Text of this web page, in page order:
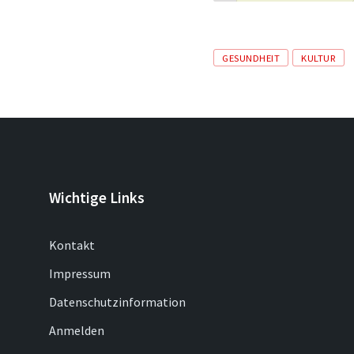
Tags
GESUNDHEIT KULTUR
Wichtige Links
Kontakt
Impressum
Datenschutzinformation
Anmelden